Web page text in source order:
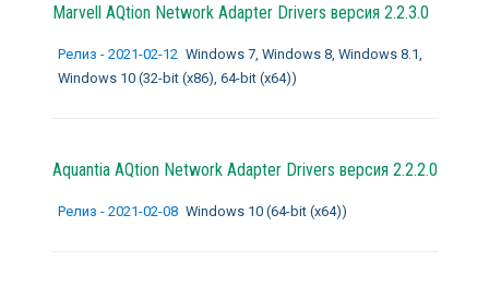
Marvell AQtion Network Adapter Drivers версия 2.2.3.0
Релиз - 2021-02-12 Windows 7, Windows 8, Windows 8.1,
Windows 10 (32-bit (x86), 64-bit (x64))
Aquantia AQtion Network Adapter Drivers версия 2.2.2.0
Релиз - 2021-02-08 Windows 10 (64-bit (x64))